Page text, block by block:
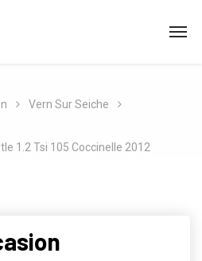
Vern Sur Seiche
1.2 Tsi 105 Coccinelle 2012